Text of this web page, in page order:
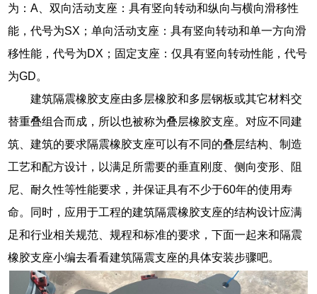
为：A、双向活动支座：具有竖向转动和纵向与横向滑移性
能，代号为SX；单向活动支座：具有竖向转动和单一方向滑
移性能，代号为DX；固定支座：仅具有竖向转动性能，代号
为GD。
建筑隔震橡胶支座由多层橡胶和多层钢板或其它材料交
替重叠组合而成，所以也被称为叠层橡胶支座。对应不同建
筑、建筑的要求隔震橡胶支座可以有不同的叠层结构、制造
工艺和配方设计，以满足所需要的垂直刚度、侧向变形、阻
尼、耐久性等性能要求，并保证具有不少于60年的使用寿
命。同时，应用于工程的建筑隔震橡胶支座的结构设计应满
足和行业相关规范、规程和标准的要求，下面一起来和隔震
橡胶支座小编去看看建筑隔震支座的具体安装步骤吧。